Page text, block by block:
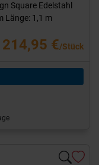
Square Edelstahl
Länge: 1,1 m
214,95 €/Stück